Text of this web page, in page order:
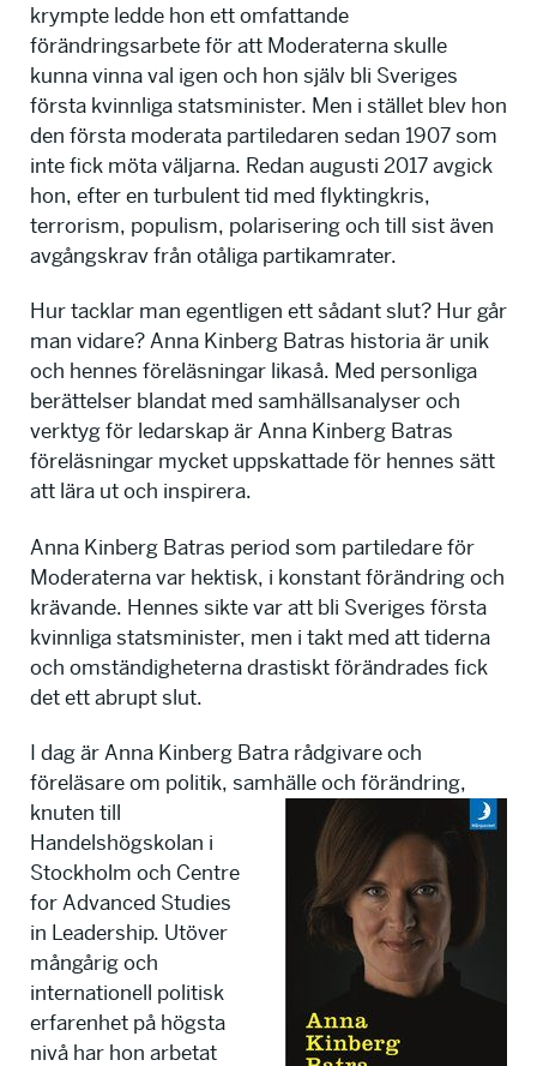
krympte ledde hon ett omfattande
förändringsarbete för att Moderaterna skulle
kunna vinna val igen och hon själv bli Sveriges
första kvinnliga statsminister. Men i stället blev hon
den första moderata partiledaren sedan 1907 som
inte fick möta väljarna. Redan augusti 2017 avgick
hon, efter en turbulent tid med flyktingkris,
terrorism, populism, polarisering och till sist även
avgångskrav från otåliga partikamrater.
Hur tacklar man egentligen ett sådant slut? Hur går
man vidare? Anna Kinberg Batras historia är unik
och hennes föreläsningar likaså. Med personliga
berättelser blandat med samhällsanalyser och
verktyg för ledarskap är Anna Kinberg Batras
föreläsningar mycket uppskattade för hennes sätt
att lära ut och inspirera.
Anna Kinberg Batras period som partiledare för
Moderaterna var hektisk, i konstant förändring och
krävande. Hennes sikte var att bli Sveriges första
kvinnliga statsminister, men i takt med att tiderna
och omständigheterna drastiskt förändrades fick
det ett abrupt slut.
I dag är Anna Kinberg Batra rådgivare och
föreläsare om politik, samhälle och förändring,
knuten till
Handelshögskolan i
Stockholm och Centre
for Advanced Studies
in Leadership. Utöver
mångårig och
internationell politisk
erfarenhet på högsta
nivå har hon arbetat